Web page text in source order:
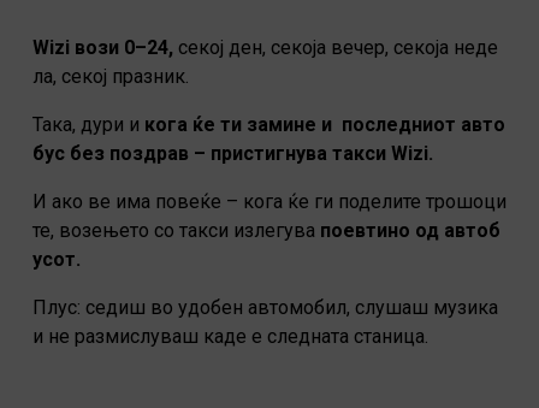
Wizi вози 0–24, секој ден, секоја вечер, секоја неде
ла, секој празник.
Така, дури и кога ќе ти замине и последниот авто
бус без поздрав – пристигнува такси Wizi.
И ако ве има повеќе – кога ќе ги поделите трошоци
те, возењето со такси излегува поевтино од автоб
усот.
Плус: седиш во удобен автомобил, слушаш музика
и не размислуваш каде е следната станица.